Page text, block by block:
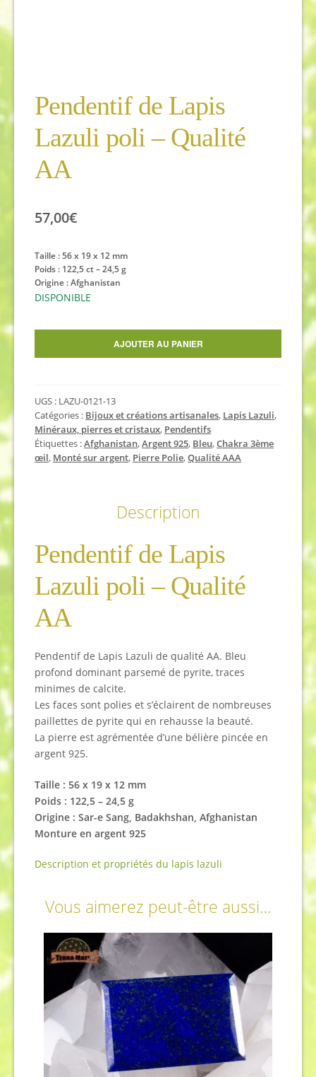
Pendentif de Lapis
Lazuli poli – Qualité
AA
57,00€
Taille :56 x 19 x 12 mm
Poids : 122,5 ct – 24,5 g
Origine : Afghanistan
DISPONIBLE
Lapis
Lazuli
poli
-
AJOUTER AU PANIER
UGS : LAZU-0121-13
Catégories : Bijoux et créations artisanales, Lapis Lazuli,
Minéraux, pierres et cristaux, Pendentifs
Étiquettes :Afghanistan,Argent 925, Bleu,Chakra 3ème
œil, Monté sur argent, Pierre Polie,Qualité AAA
Description
Pendentif de Lapis
Lazuli poli – Qualité
AA
Pendentif de Lapis Lazuli de qualité AA. Bleu
profond dominant parsemé de pyrite, traces
minimes de calcite.
Les faces sont polies et s’éclairent de nombreuses
paillettes de pyrite qui en rehausse la beauté.
La pierre est agrémentée d’une bélière pincée en
argent 925.
Taille : 56 x 19 x 12 mm
Poids : 122,5 – 24,5 g
Origine : Sar-e Sang, Badakhshan, Afghanistan
Monture en argent 925
Description et propriétés du lapis lazuli
Vous aimerez peut-être aussi…